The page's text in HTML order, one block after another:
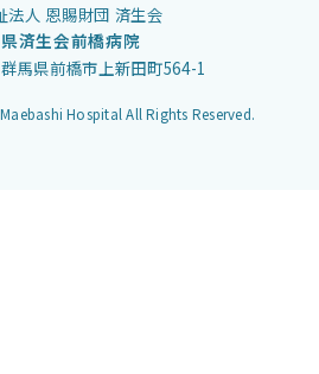
法人 恩賜財団 済生会
済生会前橋病院
馬県前橋市上新田町564-1
Hospital All Rights Reserved.